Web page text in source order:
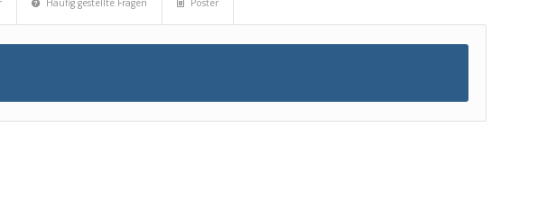
Häufig gestellte Fragen Poster